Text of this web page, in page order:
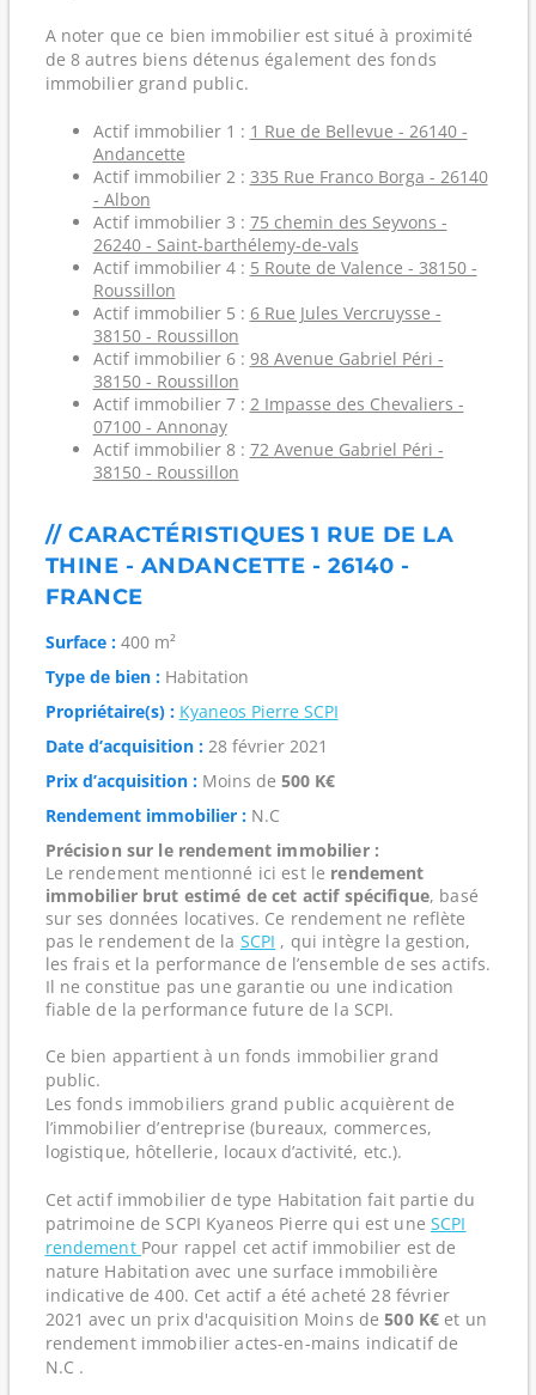
A noter que ce bien immobilier est situé à proximité
de 8 autres biens détenus également des fonds
immobilier grand public.
Actif immobilier 1 : 1 Rue de Bellevue - 26140 -
Andancette
Actif immobilier 2 : 335 Rue Franco Borga - 26140
- Albon
Actif immobilier 3 : 75 chemin des Seyvons -
26240 - Saint-barthélemy-de-vals
Actif immobilier 4 : 5 Route de Valence - 38150 -
Roussillon
Actif immobilier 5 : 6 Rue Jules Vercruysse -
38150 - Roussillon
Actif immobilier 6 : 98 Avenue Gabriel Péri -
38150 - Roussillon
Actif immobilier 7 : 2 Impasse des Chevaliers -
07100 - Annonay
Actif immobilier 8 : 72 Avenue Gabriel Péri -
38150 - Roussillon
// CARACTÉRISTIQUES 1 RUE DE LA
THINE - ANDANCETTE - 26140 -
FRANCE
Surface :400 m²
Type de bien :Habitation
Propriétaire(s) : Kyaneos Pierre SCPI
Date d’acquisition :28 février 2021
Prix d’acquisition :Moins de 500 K€
Rendement immobilier :N.C
Précision sur le rendement immobilier :
Le rendement mentionné ici est le rendement
immobilier brut estimé de cet actif spécifique, basé
sur ses données locatives. Ce rendement ne reflète
pas le rendement de la SCPI , qui intègre la gestion,
les frais et la performance de l’ensemble de ses actifs.
Il ne constitue pas une garantie ou une indication
fiable de la performance future de la SCPI.
Ce bien appartient à un fonds immobilier grand
public.
Les fonds immobiliers grand public acquièrent de
l’immobilier d’entreprise (bureaux, commerces,
logistique, hôtellerie, locaux d’activité, etc.).
Cet actif immobilier de type Habitation fait partie du
patrimoine de SCPI Kyaneos Pierre qui est une SCPI
rendement Pour rappel cet actif immobilier est de
nature Habitation avec une surface immobilière
indicative de 400. Cet actif a été acheté 28 février
2021 avec un prix d'acquisition Moins de500 K€ et un
rendement immobilier actes-en-mains indicatif de
N.C .